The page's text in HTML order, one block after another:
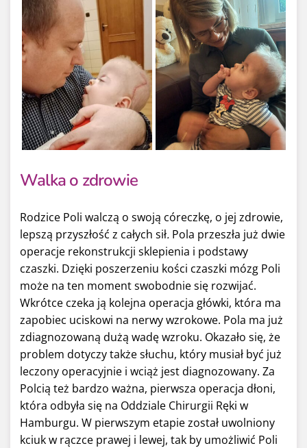
Walka o zdrowie
Rodzice Poli walczą o swoją córeczkę, o jej zdrowie,
lepszą przyszłość z całych sił. Pola przeszła już dwie
operacje rekonstrukcji sklepienia i podstawy
czaszki. Dzięki poszerzeniu kości czaszki mózg Poli
może na ten moment swobodnie się rozwijać.
Wkrótce czeka ją kolejna operacja główki, która ma
zapobiec uciskowi na nerwy wzrokowe. Pola ma już
zdiagnozowaną dużą wadę wzroku. Okazało się, że
problem dotyczy także słuchu, który musiał być już
leczony operacyjnie i wciąż jest diagnozowany. Za
Polcią też bardzo ważna, pierwsza operacja dłoni,
która odbyła się na Oddziale Chirurgii Ręki w
Hamburgu. W pierwszym etapie został uwolniony
kciuk w rączce prawej i lewej, tak by umożliwić Poli